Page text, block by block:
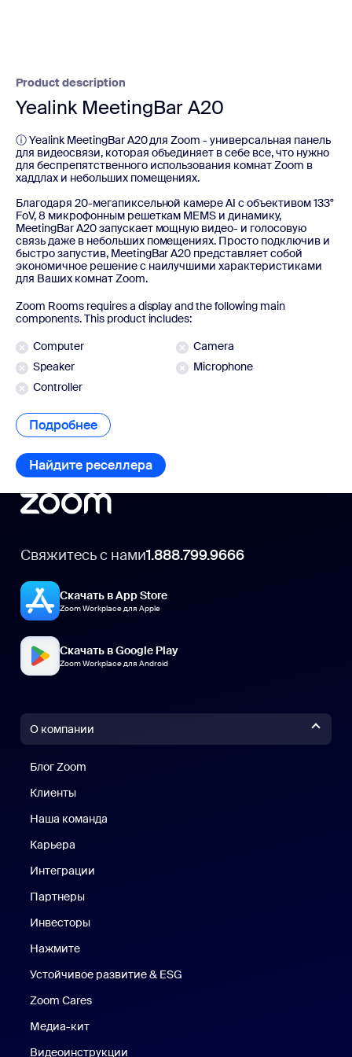
Product description
Yealink MeetingBar A20
ⓘ Yealink MeetingBar A20 для Zoom - универсальная панель
для видеосвязи, которая объединяет в себе все, что нужно
для беспрепятственного использования комнат Zoom в
хаддлах и небольших помещениях.
Благодаря 20-мегапиксельной камере AI с объективом 133°
FoV, 8 микрофонным решеткам MEMS и динамику,
MeetingBar A20 запускает мощную видео- и голосовую
связь даже в небольших помещениях. Просто подключив и
быстро запустив, MeetingBar A20 представляет собой
экономичное решение с наилучшими характеристиками
для Ваших комнат Zoom.
Zoom Rooms requires a display and the following main
components. This product includes:
Computer
Camera
Speaker
Microphone
Controller
Подробнее Подробнее
Найдите реселлера Найдите реселлера
Свяжитесь с нами1.888.799.9666
Скачать в App Store
Zoom Workplace для Apple
Скачать в Google Play
Zoom Workplace для Android
О компании
Блог Zoom
Клиенты
Наша команда
Карьера
Интеграции
Партнеры
Инвесторы
Нажмите
Устойчивое развитие & ESG
Zoom Cares
Медиа-кит
Видеоинструкции